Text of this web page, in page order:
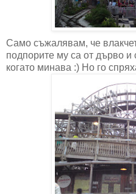
Само съжалявам, че
подпорите му са от дърво
когато минава :) Но го